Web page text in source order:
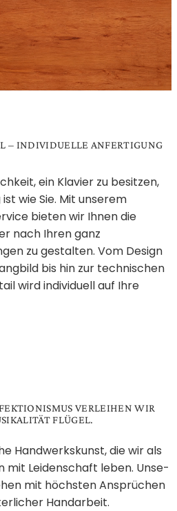
– INDIVIDUELLE AN­FERTI­GUNG
ein Klavier zu besitzen,
wie Sie. Mit unserem
bieten wir Ihnen die
nach Ihren ganz
zu gestalten. Vom Design
bis hin zur technischen
wird individuell auf Ihre
VERLEIHEN WIR
FLÜGEL.
Hand­werks­kunst, die wir als
mit Lei­den­schaft le­ben. Un­se­
mit höchs­ten An­sprü­chen
Hand­ar­beit.